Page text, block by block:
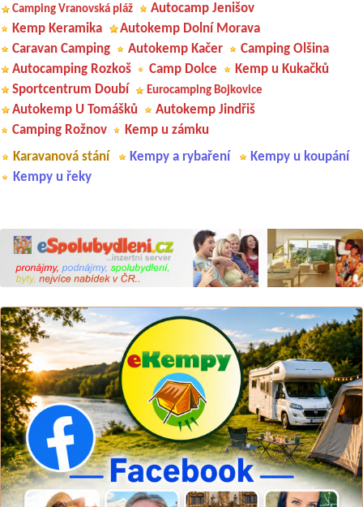
Camping Vranovská pláž
Autocamp Jenišov
Kemp Keramika
Autokemp Dolní Morava
Caravan Camping
Autokemp Kačer
Camping Olšina
Autocamping Rozkoš
Camp Dolce
Kemp u Kukačků
Sportcentrum Doubí
Eurocamping Bojkovice
Autokemp U Tomášků
Autokemp Jindřiš
Camping Rožnov
Kemp u zámku
Karavanová stání
Kempy a rybaření
Kempy u koupání
Kempy u řeky